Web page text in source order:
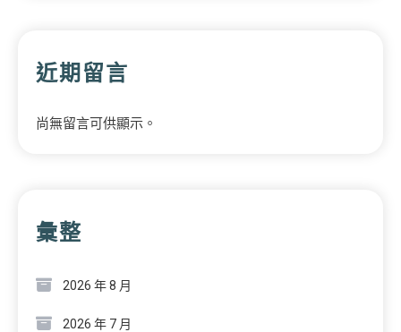
近期留言
尚無留言可供顯示。
彙整
2026 年 8 月
2026 年 7 月